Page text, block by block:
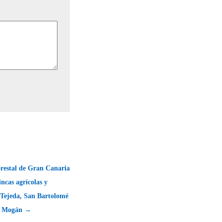
de Gran Canaria
agrícolas y
San Bartolomé
Mogán →